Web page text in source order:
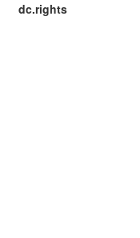
dc.rights